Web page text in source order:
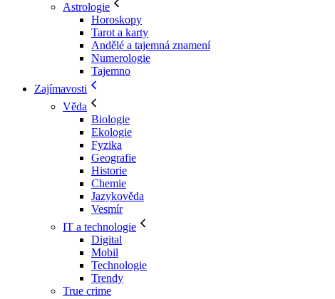
Astrologie
Horoskopy
Tarot a karty
Andělé a tajemná znamení
Numerologie
Tajemno
Zajímavosti
Věda
Biologie
Ekologie
Fyzika
Geografie
Historie
Chemie
Jazykověda
Vesmír
IT a technologie
Digital
Mobil
Technologie
Trendy
True crime